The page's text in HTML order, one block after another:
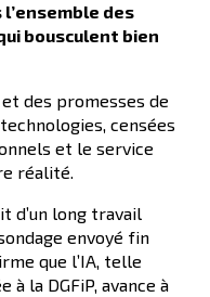
des
bousculent bien
des promesses de
censées
et le service
réalité.
d’un long travail
envoyé fin
que l’IA, telle
à la DGFiP, avance à